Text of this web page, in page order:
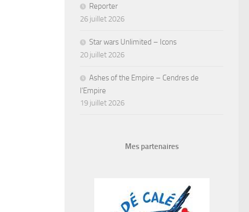
Reporter
26 juillet 2026
Star wars Unlimited – Icons
20 juillet 2026
Ashes of the Empire – Cendres de
l’Empire
19 juillet 2026
Mes partenaires